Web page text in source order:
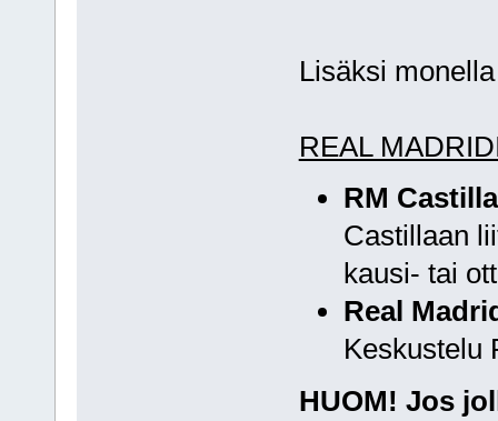
Lisäksi
REAL
RM
Castillaan
kausi- tai
Real
Keskustelu
HUOM! Jos